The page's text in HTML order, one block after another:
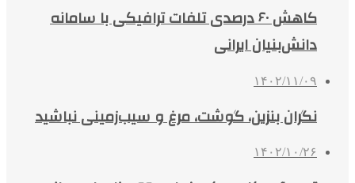
کاهش ۶۰ درصدی تلفات ترافیکی با سامانه
دانش‌بنیان ایرانی
۱۴۰۲/۱۱/۰۹
نگران بنزین، گوشت، مرغ و سیب‌زمینی نباشید
۱۴۰۲/۱۰/۲۶